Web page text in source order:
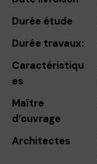
Durée étude
Durée travaux:
Caractéristiqu
es
Maître
d’ouvrage
Architectes